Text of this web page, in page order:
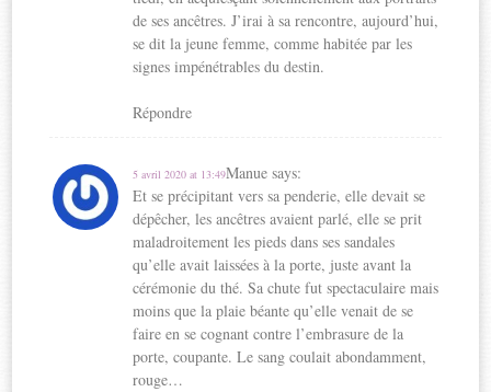
de ses ancêtres. J’irai à sa rencontre, aujourd’hui,
se dit la jeune femme, comme habitée par les
signes impénétrables du destin.
Répondre
Manue says:
5 avril 2020 at 13:49
Et se précipitant vers sa penderie, elle devait se
dépêcher, les ancêtres avaient parlé, elle se prit
maladroitement les pieds dans ses sandales
qu’elle avait laissées à la porte, juste avant la
cérémonie du thé. Sa chute fut spectaculaire mais
moins que la plaie béante qu’elle venait de se
faire en se cognant contre l’embrasure de la
porte, coupante. Le sang coulait abondamment,
rouge…